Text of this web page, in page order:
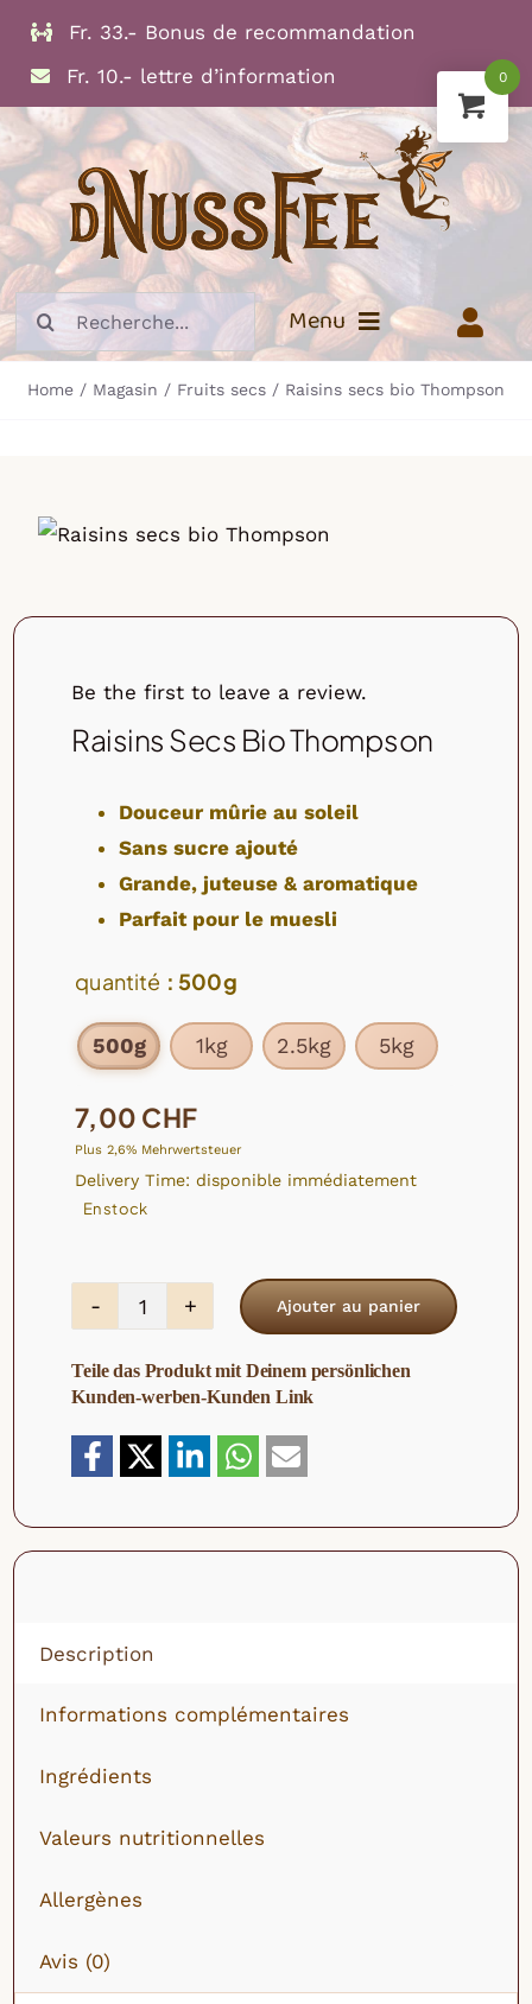
Skip
content
Fr. 33.- Bonus de recommandation
Fr. 10.- lettre d’information
Search
for:
Menu
Info
Mélanges de noix et de fruits
Non alimentaire
Home Magasin Fruits secs Raisins secs bio Thompson
Be the first to leave a review.
Raisins Secs Bio Thompson
Douceur mûrie au soleil
Sans sucre ajouté
Grande, juteuse & aromatique
Parfait pour le muesli
quantité : 500g
500g 1kg 2.5kg 5kg
7,00 CHF
Plus 2,6% Mehrwertsteuer
Delivery Time: disponible immédiatement
En stock
quantité
de
Raisins
secs
bio
Ajouter au panier
Teile das Produkt mit Deinem persönlichen
Kunden-werben-Kunden Link
Description
Informations complémentaires
Ingrédients
Valeurs nutritionnelles
Allergènes
Avis (0)
0